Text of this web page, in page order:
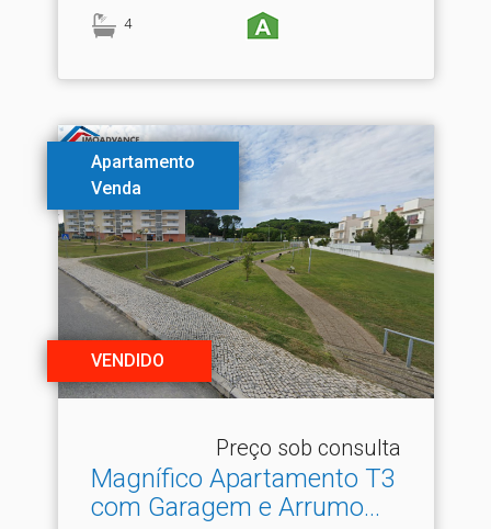
4
Apartamento
Venda
VENDIDO
Preço sob consulta
Magnífico Apartamento T3
com Garagem e Arrumo.​..